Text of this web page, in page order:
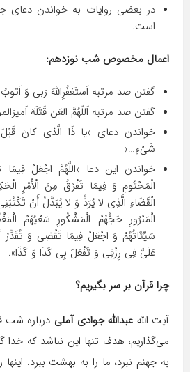
در بعضی روایات به خواندن
است.
اعمال مخصوص شب نوزدهم:
گفتن صد مرتبه اَستَغفُرِاللهَ رَبی وَ اَتوبُ
گفتن صد مرتبه اَللّهُمَّ العَن قَتَلَهَ
خواندن دعای «یا ذَا الَّذی کانَ
شَیْءٍ…»
خواندن این دعا «اللَّهُمَّ اجْعَلْ
الْمَحْتُومِ وَ فِیمَا تَفْرُقُ مِنَ الْأَمْرِ
الْقَضَاءِ الَّذِی لا یُرَدُّ وَ لا یُبَدَّلُ أَنْ
الْمَبْرُورِ حَجُّهُمْ الْمَشْکُورِ سَعْیُهُمْ
سَیِّئَاتُهُمْ وَ اجْعَلْ فِیمَا تَقْضِی وَ
عَلَیَّ فِی رِزْقِی وَ تَفْعَلَ بِی کَذَا وَ کَذَا».
چرا قرآن بر سر بگیریم؟
آیت الله عبدالله جوادی آملی درباره شب
می‌گذاریم، هدف تنها این نباشد که خدا
به جهنم نبرد، ما را به بهشت ببرد.